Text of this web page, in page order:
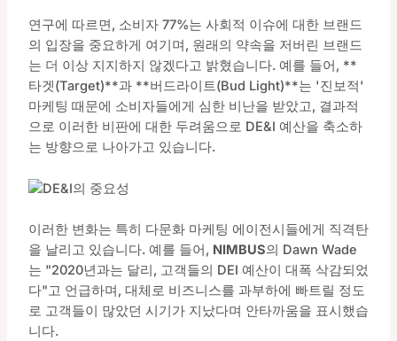
연구에 따르면, 소비자 77%는 사회적 이슈에 대한 브랜드
의 입장을 중요하게 여기며, 원래의 약속을 저버린 브랜드
는 더 이상 지지하지 않겠다고 밝혔습니다. 예를 들어, **
타겟(Target)**과 **버드라이트(Bud Light)**는 '진보적'
마케팅 때문에 소비자들에게 심한 비난을 받았고, 결과적
으로 이러한 비판에 대한 두려움으로 DE&I 예산을 축소하
는 방향으로 나아가고 있습니다.
이러한 변화는 특히 다문화 마케팅 에이전시들에게 직격탄
을 날리고 있습니다. 예를 들어, NIMBUS의 Dawn Wade
는 "2020년과는 달리, 고객들의 DEI 예산이 대폭 삭감되었
다"고 언급하며, 대체로 비즈니스를 과부하에 빠트릴 정도
로 고객들이 많았던 시기가 지났다며 안타까움을 표시했습
니다.